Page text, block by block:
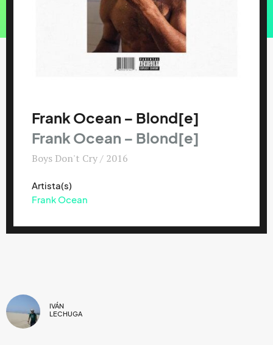
Frank Ocean – Blond[e]
Frank Ocean – Blond[e]
Boys Don't Cry / 2016
Artista(s)
Frank Ocean
IVÁN
LECHUGA